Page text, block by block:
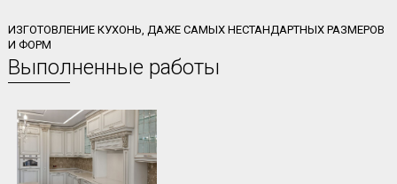
ИЗГОТОВЛЕНИЕ КУХОНЬ, ДАЖЕ САМЫХ НЕСТАНДАРТНЫХ РАЗМЕРОВ
И ФОРМ
Выполненные работы